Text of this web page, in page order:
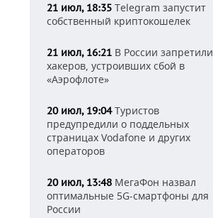
21 июл, 18:35 Telegram запустит
собственный криптокошелек
21 июл, 16:21 В России запретили
хакеров, устроивших сбой в
«Аэрофлоте»
20 июл, 19:04Туристов
предупредили о поддельных
страницах Vodafone и других
операторов
20 июл, 13:48 МегаФон назвал
оптимальные 5G-смартфоны для
России